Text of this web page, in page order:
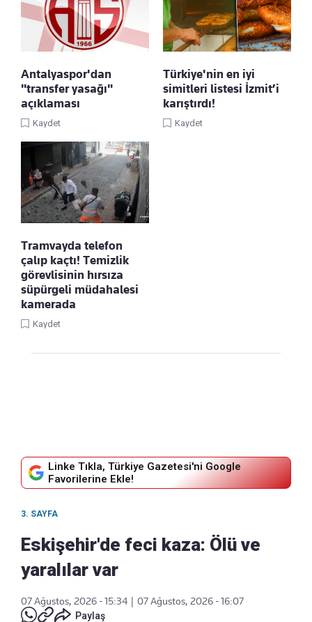
Antalyaspor'dan
"transfer yasağı"
açıklaması
Kaydet
Türkiye'nin en iyi
simitleri listesi İzmit’i
karıştırdı!
Kaydet
Tramvayda telefon
çalıp kaçtı! Temizlik
görevlisinin hırsıza
süpürgeli müdahalesi
kamerada
Kaydet
Linke Tıkla, Türkiye Gazetesi'ni Google
Favorilerine Ekle!
3. SAYFA
Eskişehir'de feci kaza: Ölü ve
yaralılar var
07 Ağustos, 2026 - 15:34
07 Ağustos, 2026 - 16:07
Paylaş